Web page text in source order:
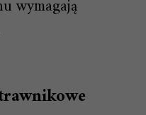
wymagają